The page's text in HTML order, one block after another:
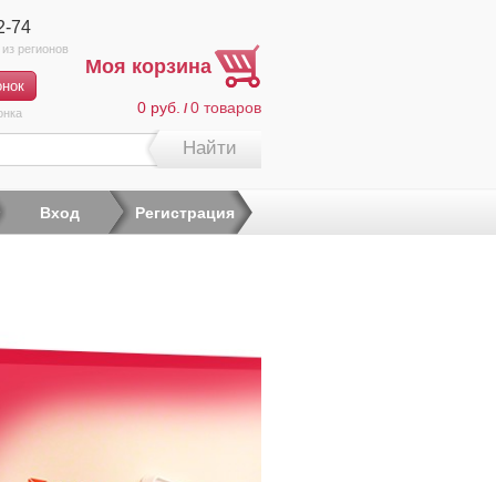
74
Моя корзина
0 руб. /0 товаров
Найти
Вход Регистрация